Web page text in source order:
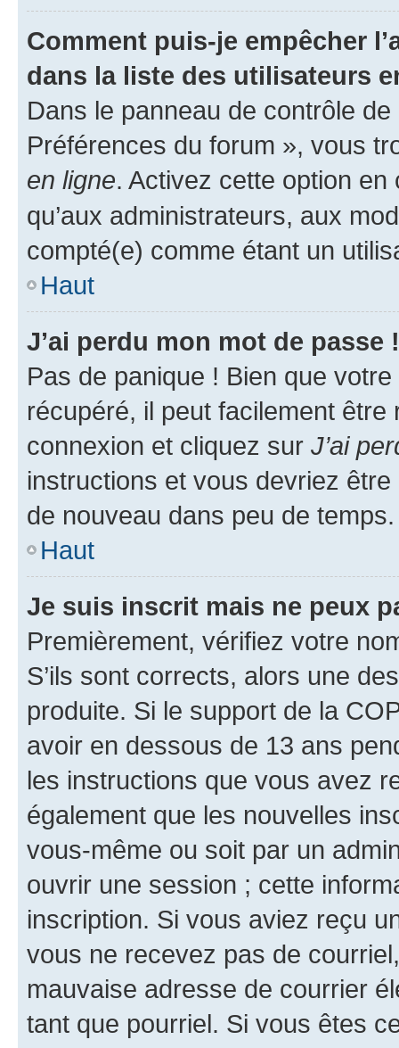
Comment puis-je empêcher
dans la liste des utilisateurs
Dans le panneau de contrôle
Préférences du forum », vous
en ligne. Activez cette option
qu’aux administrateurs, aux
compté(e) comme étant un
Haut
J’ai perdu mon mot de passe !
Pas de panique ! Bien que
récupéré, il peut facilement
connexion et cliquez sur J’ai
instructions et vous devriez
de nouveau dans peu de temps.
Haut
Je suis inscrit mais ne peux
Premièrement, vérifiez votre
S’ils sont corrects, alors une
produite. Si le support de la
avoir en dessous de 13 ans
les instructions que vous avez
également que les nouvelles
vous-même ou soit par un
ouvrir une session ; cette
inscription. Si vous aviez reçu
vous ne recevez pas de
mauvaise adresse de courrier
tant que pourriel. Si vous êtes